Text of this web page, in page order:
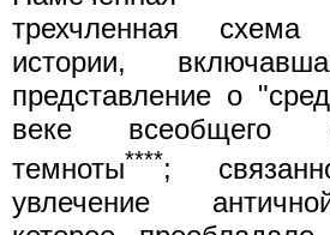
трехчленная схема
истории,
представление о
веке всеобщего
темноты****;
увлечение